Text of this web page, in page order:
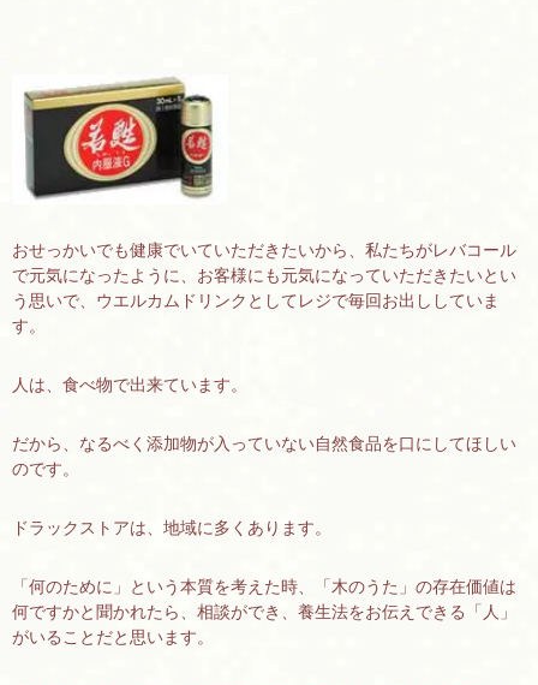
おせっかいでも健康でいていただきたいから、私たちがレバコール
で元気になったように、お客様にも元気になっていただきたいとい
う思いで、ウエルカムドリンクとしてレジで毎回お出ししていま
す。
人は、食べ物で出来ています。
だから、なるべく添加物が入っていない自然食品を口にしてほしい
のです。
ドラックストアは、地域に多くあります。
「何のために」という本質を考えた時、「木のうた」の存在価値は
何ですかと聞かれたら、相談ができ、養生法をお伝えできる「人」
がいることだと思います。